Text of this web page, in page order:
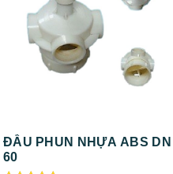
ĐẦU PHUN NHỰA ABS DN
60